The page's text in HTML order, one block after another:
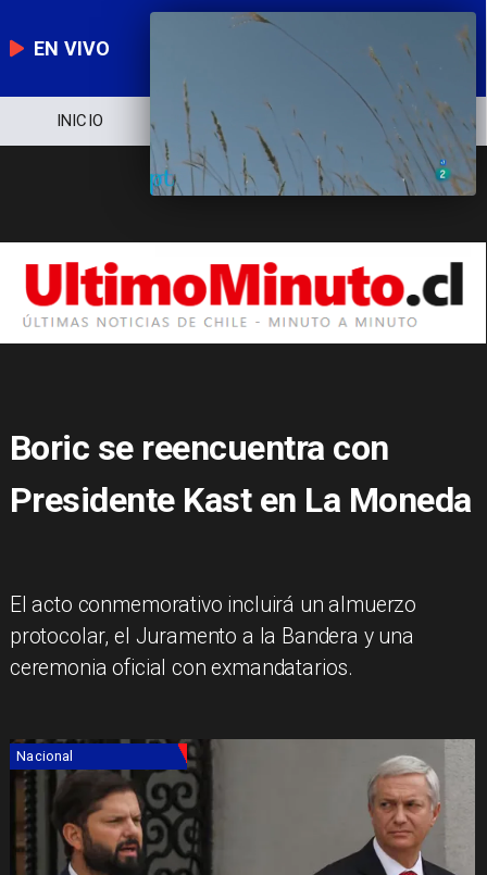
EN VIVO
INICIO NOTICIERO POLÍTICA
Boric se reencuentra con
Presidente Kast en La Moneda
El acto conmemorativo incluirá un almuerzo
protocolar, el Juramento a la Bandera y una
ceremonia oficial con exmandatarios.
Nacional